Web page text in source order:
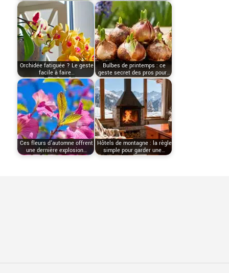
Orchidée fatiguée ? Le geste
facile à faire…
Bulbes de printemps : ce
geste secret des pros pour…
Ces fleurs d’automne offrent
une dernière explosion…
Hôtels de montagne : la règle
simple pour garder une…